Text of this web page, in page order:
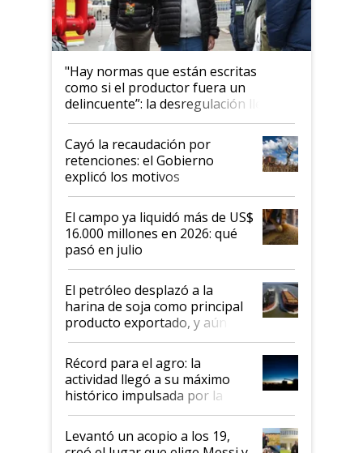
"Hay normas que están escritas
como si el productor fuera un
delincuente”: la desregulación llegó
al Congreso Aapresid y hasta se
habló del financiamiento al IPCVA
Cayó la recaudación por
retenciones: el Gobierno
explicó los motivos
El campo ya liquidó más de US$
16.000 millones en 2026: qué
pasó en julio
El petróleo desplazó a la
harina de soja como principal
producto exportado, y aún así
el agro aportó casi seis de cada
diez dólares y sostuvo el
liderazgo en un semestre
récord
Récord para el agro: la
actividad llegó a su máximo
histórico impulsada por la
cosecha y las exportaciones
Levantó un acopio a los 19,